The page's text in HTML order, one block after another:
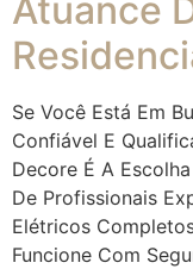
Atuance
Se Você Está Em
Confiável E
Decore É A
De Profissionais
Elétricos
Funcione Com